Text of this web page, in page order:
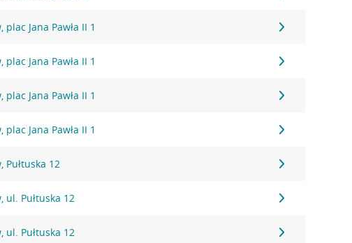
plac Jana Pawła II 1
plac Jana Pawła II 1
plac Jana Pawła II 1
plac Jana Pawła II 1
Pułtuska 12
ul. Pułtuska 12
ul. Pułtuska 12